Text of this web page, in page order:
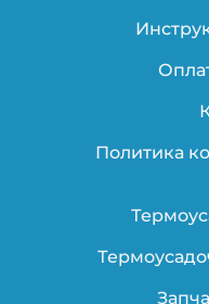
Политика